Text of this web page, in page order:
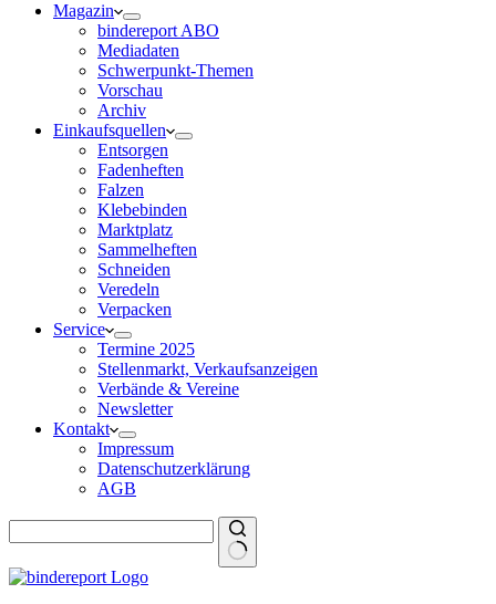
Magazin
bindereport ABO
Mediadaten
Schwerpunkt-Themen
Vorschau
Archiv
Einkaufsquellen
Entsorgen
Fadenheften
Falzen
Klebebinden
Marktplatz
Sammelheften
Schneiden
Veredeln
Verpacken
Service
Termine 2025
Stellenmarkt, Verkaufsanzeigen
Verbände & Vereine
Newsletter
Kontakt
Impressum
Datenschutzerklärung
AGB